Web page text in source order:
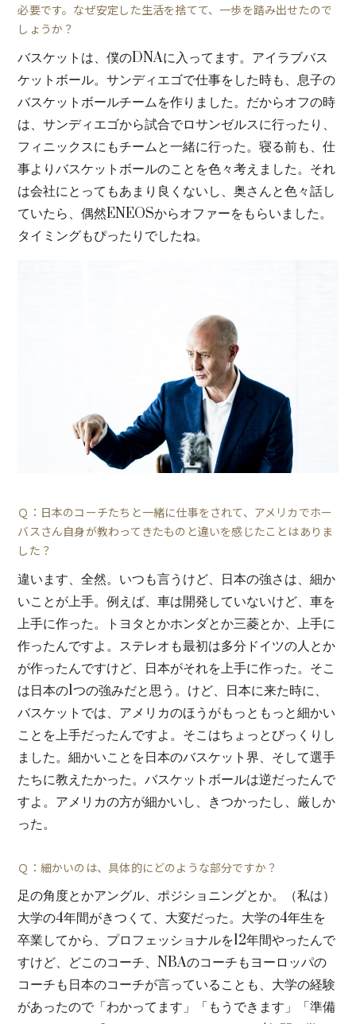
必要です。なぜ安定した生活を捨てて、一歩を踏み出せたので
しょうか？
バスケットは、僕のDNAに入ってます。アイラブバス
ケットボール。サンディエゴで仕事をした時も、息子の
バスケットボールチームを作りました。だからオフの時
は、サンディエゴから試合でロサンゼルスに行ったり、
フィニックスにもチームと一緒に行った。寝る前も、仕
事よりバスケットボールのことを色々考えました。それ
は会社にとってもあまり良くないし、奥さんと色々話し
ていたら、偶然ENEOSからオファーをもらいました。
タイミングもぴったりでしたね。
Ｑ：日本のコーチたちと一緒に仕事をされて、アメリカでホー
バスさん自身が教わってきたものと違いを感じたことはありま
した？
違います、全然。いつも言うけど、日本の強さは、細か
いことが上手。例えば、車は開発していないけど、車を
上手に作った。トヨタとかホンダとか三菱とか、上手に
作ったんですよ。ステレオも最初は多分ドイツの人とか
が作ったんですけど、日本がそれを上手に作った。そこ
は日本の1つの強みだと思う。けど、日本に来た時に、
バスケットでは、アメリカのほうがもっともっと細かい
ことを上手だったんですよ。そこはちょっとびっくりし
ました。細かいことを日本のバスケット界、そして選手
たちに教えたかった。バスケットボールは逆だったんで
すよ。アメリカの方が細かいし、きつかったし、厳しか
った。
Ｑ：細かいのは、具体的にどのような部分ですか？
足の角度とかアングル、ポジショニングとか。（私は）
大学の4年間がきつくて、大変だった。大学の4年生を
卒業してから、プロフェッショナルを12年間やったんで
すけど、どこのコーチ、NBAのコーチもヨーロッパの
コーチも日本のコーチが言っていることも、大学の経験
があったので「わかってます」「もうできます」「準備